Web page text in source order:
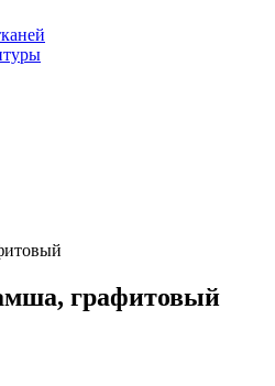
графитовый